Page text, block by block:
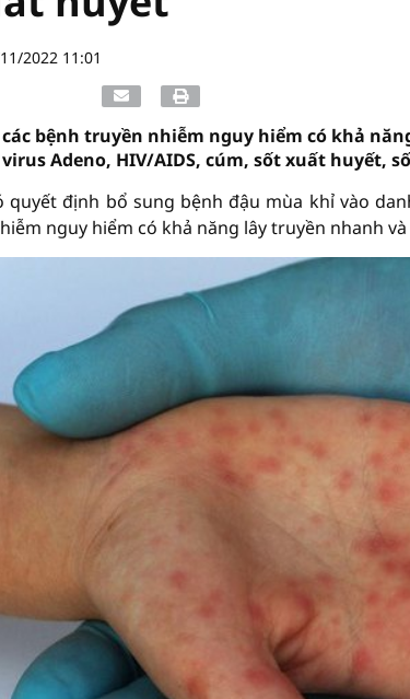
2022 11:01
bệnh truyền nhiễm nguy hiểm có khả
Adeno, HIV/AIDS, cúm, sốt xuất huyết,
quyết định bổ sung bệnh đậu mùa khỉ vào
nguy hiểm có khả năng lây truyền nhanh